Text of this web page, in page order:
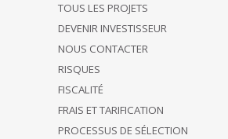
TOUS LES PROJETS
DEVENIR INVESTISSEUR
NOUS CONTACTER
RISQUES
FISCALITÉ
FRAIS ET TARIFICATION
PROCESSUS DE SÉLECTION